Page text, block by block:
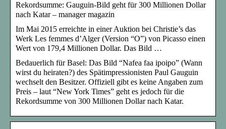
Rekordsumme: Gauguin-Bild geht für 300 Millionen Dollar
nach Katar – manager magazin
Im Mai 2015 erreichte in einer Auktion bei Christie’s das
Werk Les femmes d’Alger (Version “O”) von Picasso einen
Wert von 179,4 Millionen Dollar. Das Bild …
Bedauerlich für Basel: Das Bild “Nafea faa ipoipo” (Wann
wirst du heiraten?) des Spätimpressionisten Paul Gauguin
wechselt den Besitzer. Offiziell gibt es keine Angaben zum
Preis – laut “New York Times” geht es jedoch für die
Rekordsumme von 300 Millionen Dollar nach Katar.